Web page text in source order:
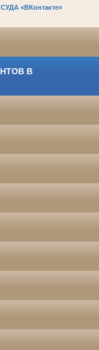
«ВКонтакте»
В